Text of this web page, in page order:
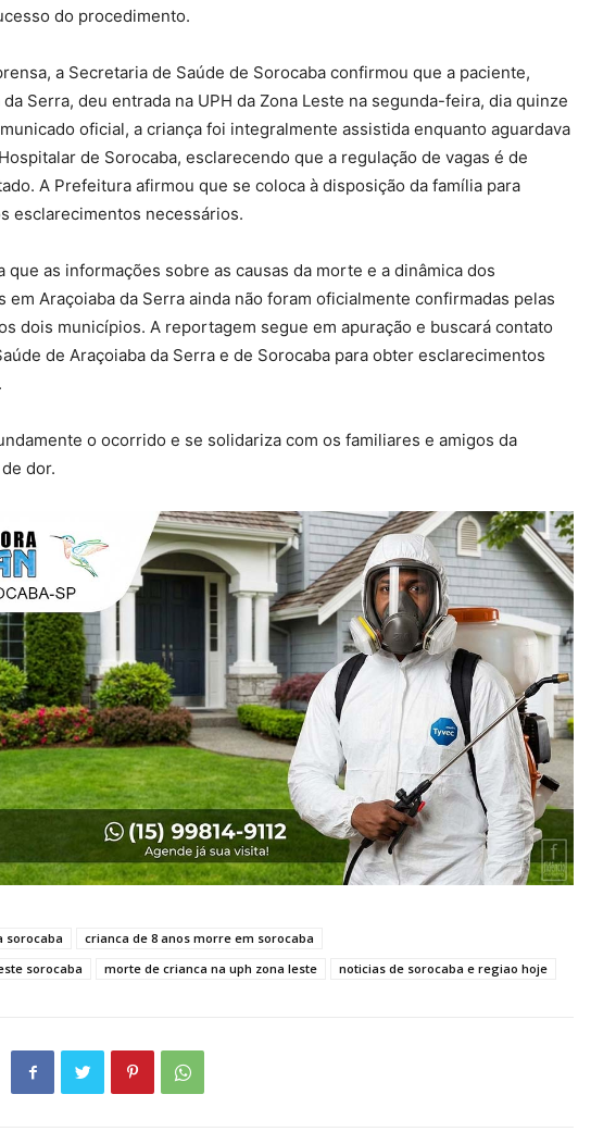
do procedimento.
a Secretaria de Saúde de Sorocaba confirmou que a paciente,
Serra, deu entrada na UPH da Zona Leste na segunda-feira, dia quinze
oficial, a criança foi integralmente assistida enquanto aguardava
de Sorocaba, esclarecendo que a regulação de vagas é de
A Prefeitura afirmou que se coloca à disposição da família para
esclarecimentos necessários.
que as informações sobre as causas da morte e a dinâmica dos
Araçoiaba da Serra ainda não foram oficialmente confirmadas pelas
dois municípios. A reportagem segue em apuração e buscará contato
de Araçoiaba da Serra e de Sorocaba para obter esclarecimentos
o ocorrido e se solidariza com os familiares e amigos da
dor.
sorocaba
crianca de 8 anos morre em sorocaba
sorocaba
morte de crianca na uph zona leste noticias de sorocaba e regiao hoje